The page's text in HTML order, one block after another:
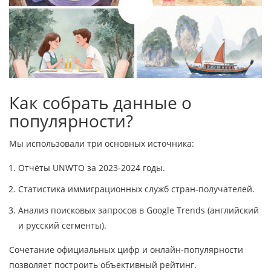
Как собрать данные о
популярности?
Мы использовали три основных источника:
Отчёты UNWTO за 2023‑2024 годы.
Статистика иммиграционных служб стран‑получателей.
Анализ поисковых запросов в Google Trends (английский
и русский сегменты).
Сочетание официальных цифр и онлайн‑популярности
позволяет построить объективный рейтинг.